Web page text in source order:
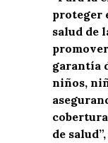
proteger
salud de
garantía
niños,
de